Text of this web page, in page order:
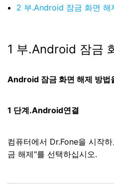
2 부.Android 잠금 화면 해
1 부.Android 잠금
Android 잠금 화면 해제 방법
1 단계.Android연결
컴퓨터에서 Dr.Fone을 시작
금 해제"를 선택하십시오.